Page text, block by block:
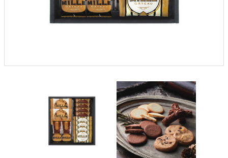
ドメイン指定受信について
無料サンプル・資料請求